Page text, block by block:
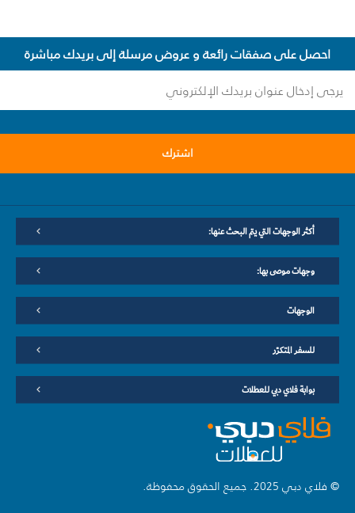
احصل على صفقات رائعة و عروض مرسلة إلى بريدك مباشرة
اشترك
أكثر الوجهات التي يتم البحث عنها:
وجهات موصى بها:
الوجهات
للسفر المتكرّر
بوابة فلاي دبي للعطلات
© فلاي دبي 2025. جميع الحقوق محفوظة.